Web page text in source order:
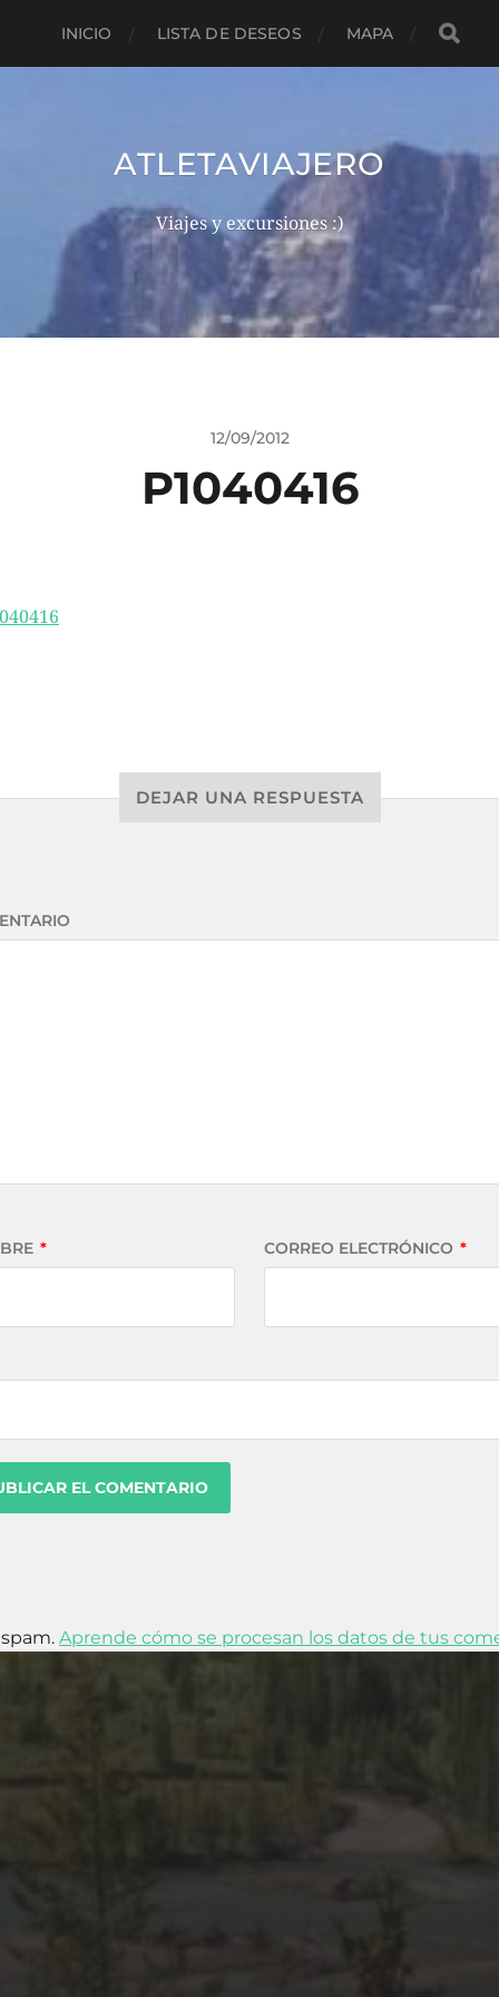
INICIO LISTA DE DESEOS MAPA
ATLETAVIAJERO
Viajes y excursiones :)
12/09/2012
P1040416
DEJAR UNA RESPUESTA
* CORREO ELECTRÓNICO *
Aprende cómo se procesan los datos de tus